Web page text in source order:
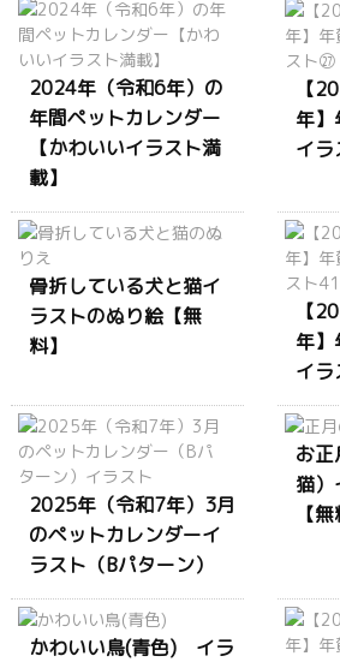
2024年（令和6年）の
年間ペットカレンダー
【かわいいイラスト満
載】
【
年】
イラ
骨折している犬と猫イ
ラストのぬり絵【無
料】
【
年】
イラ
2025年（令和7年）3月
のペットカレンダーイ
ラスト（Bパターン）
お正
猫）
【無
かわいい鳥(青色) イラ